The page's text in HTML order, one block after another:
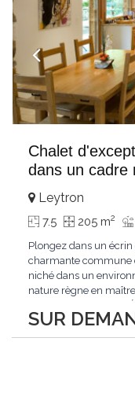
Chalet
dans un cadre
SUR
Leytron
7.5 205 m2
Plongez dans un
charmante commune
niché dans un
nature règne en
par ses finitions de
Le bois de mélèze...